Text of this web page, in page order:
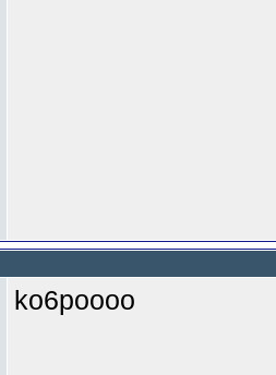
ko6poooo